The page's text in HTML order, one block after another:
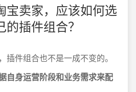
宝卖家，应该如何选
插件组合？
插件组合也不是一成不变的。
自身运营阶段和业务需求来配